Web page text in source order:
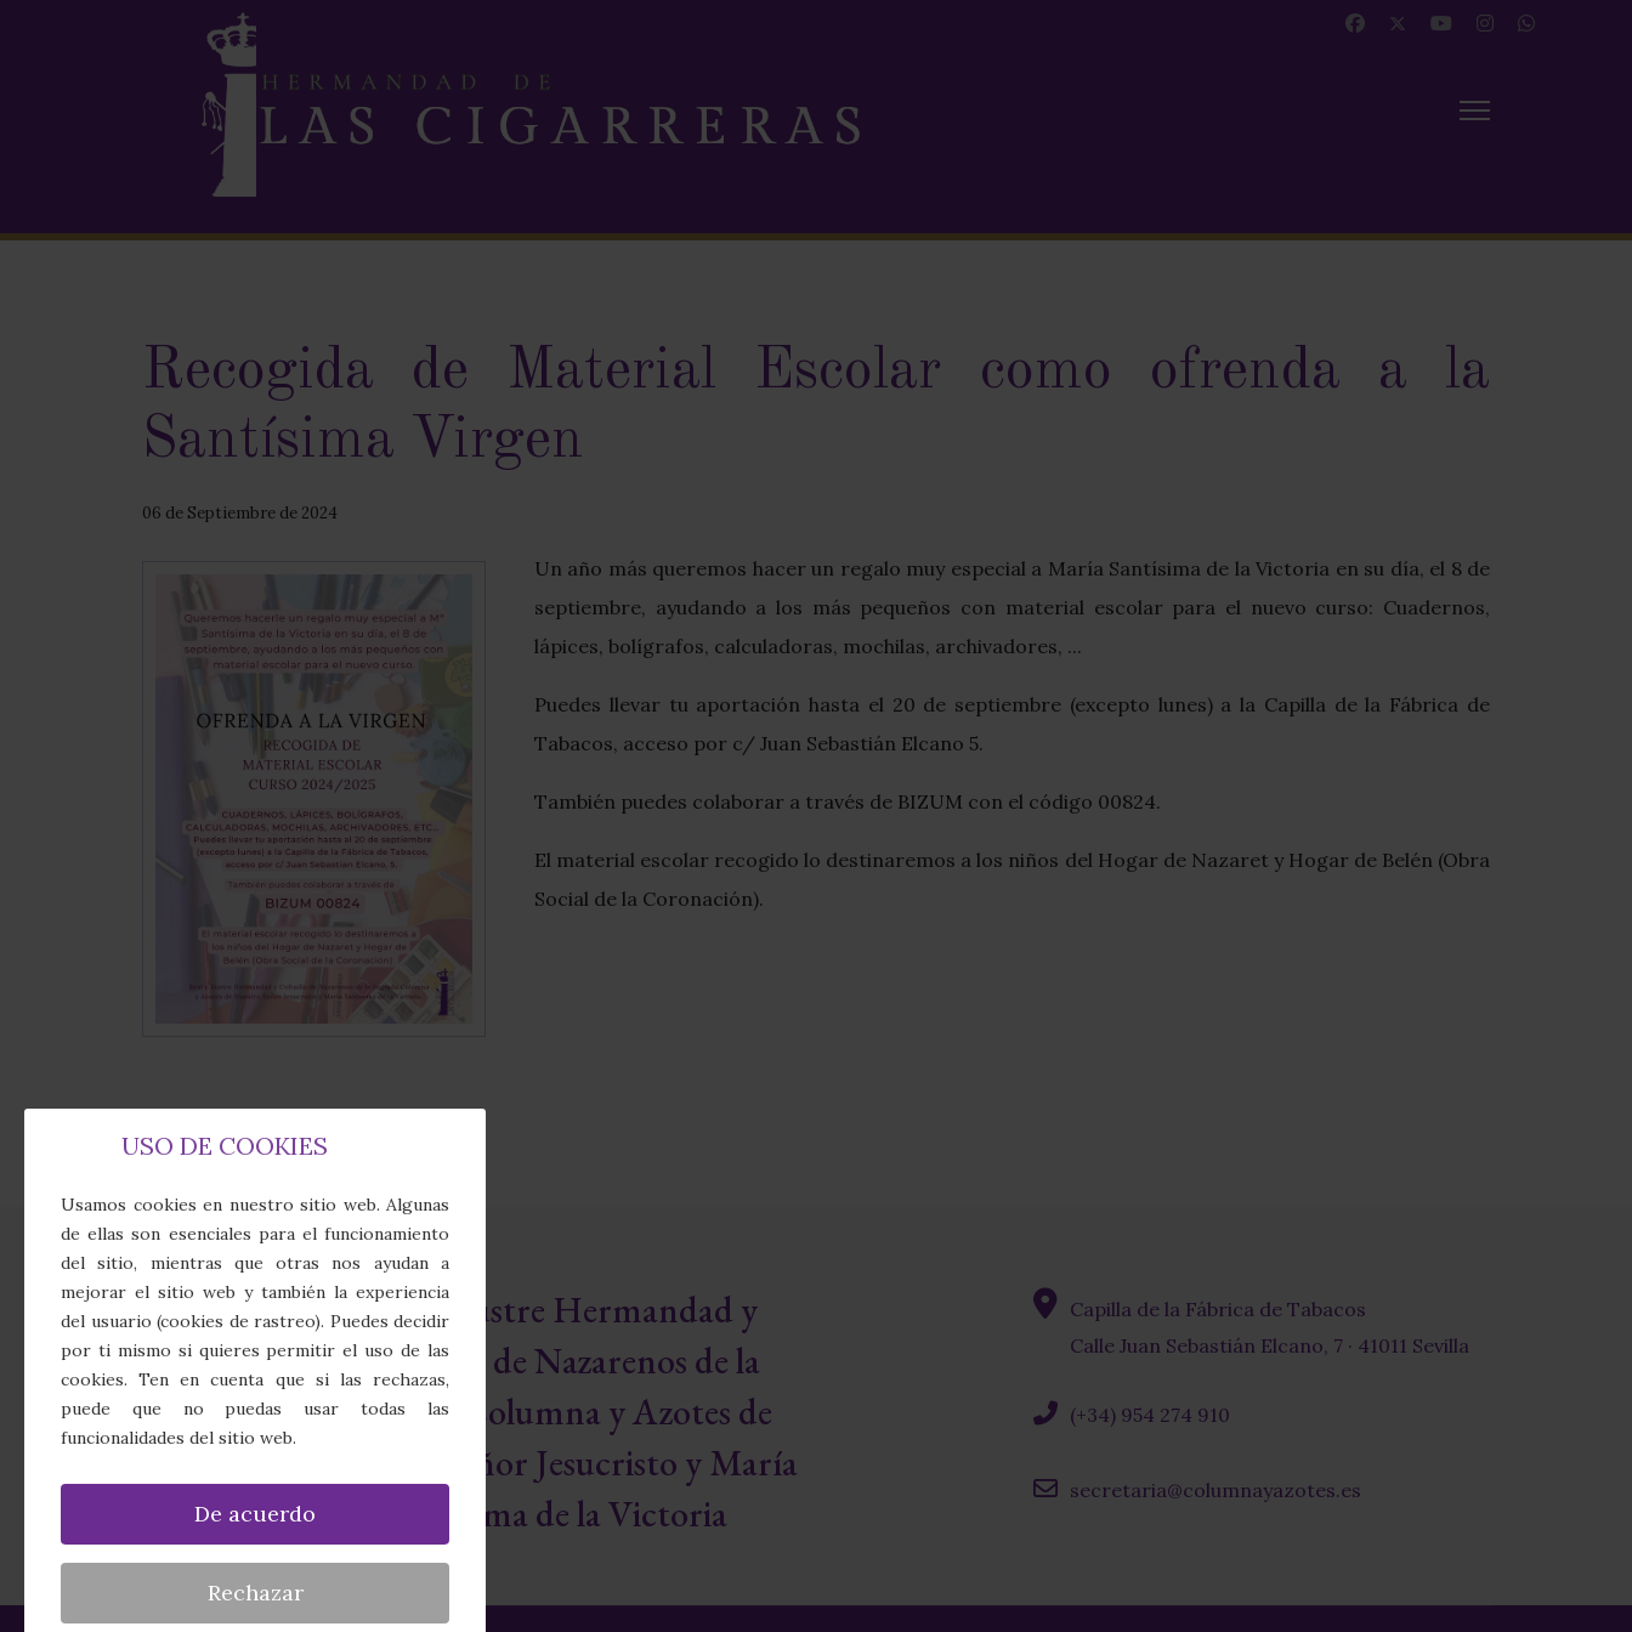
Recogida de Material Escolar como ofrenda a la
Santísima Virgen
06 de Septiembre de 2024
Un año más queremos hacer un regalo muy especial a María Santísima de la Victoria en su día, el 8 de
septiembre, ayudando a los más pequeños con material escolar para el nuevo curso: Cuadernos,
lápices, bolígrafos, calculadoras, mochilas, archivadores, ...
Puedes llevar tu aportación hasta el 20 de septiembre (excepto lunes) a la Capilla de la Fábrica de
Tabacos, acceso por c/ Juan Sebastián Elcano 5.
También puedes colaborar a través de BIZUM con el código 00824.
El material escolar recogido lo destinaremos a los niños del Hogar de Nazaret y Hogar de Belén (Obra
Social de la Coronación).
Real e Ilustre Hermandad y
Cofradía de Nazarenos de la
Sagrada Columna y Azotes de
Nuestro Señor Jesucristo y María
Santísima de la Victoria
marker-
Capilla de la Fábrica de Tabacos
Calle Juan Sebastián Elcano, 7 · 41011 Sevilla
phone-
(+34) 954 274 910
secretaria@columnayazotes.es
USO DE COOKIES
Usamos cookies en nuestro sitio web. Algunas
de ellas son esenciales para el funcionamiento
del sitio, mientras que otras nos ayudan a
mejorar el sitio web y también la experiencia
del usuario (cookies de rastreo). Puedes decidir
por ti mismo si quieres permitir el uso de las
cookies. Ten en cuenta que si las rechazas,
puede que no puedas usar todas las
funcionalidades del sitio web.
De acuerdo
Rechazar